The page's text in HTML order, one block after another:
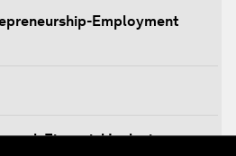
Employment
Financial Inclusion